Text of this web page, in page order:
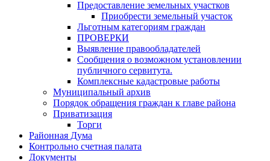
Предоставление земельных участков
Приобрести земельный участок
Льготным категориям граждан
ПРОВЕРКИ
Выявление правообладателей
Сообщения о возможном установлении
публичного сервитута.
Комплексные кадастровые работы
Муниципальный архив
Порядок обращения граждан к главе района
Приватизация
Торги
Районная Дума
Контрольно счетная палата
Документы